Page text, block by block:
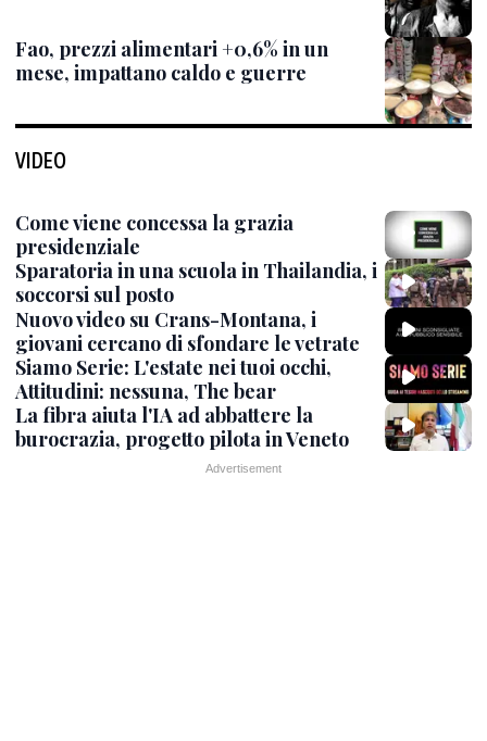
Fao, prezzi alimentari +0,6% in un
mese, impattano caldo e guerre
VIDEO
Come viene concessa la grazia
presidenziale
Sparatoria in una scuola in Thailandia, i
soccorsi sul posto
Nuovo video su Crans-Montana, i
giovani cercano di sfondare le vetrate
Siamo Serie: L'estate nei tuoi occhi,
Attitudini: nessuna, The bear
La fibra aiuta l'IA ad abbattere la
burocrazia, progetto pilota in Veneto